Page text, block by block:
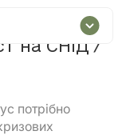
на СНІД /
потрібно